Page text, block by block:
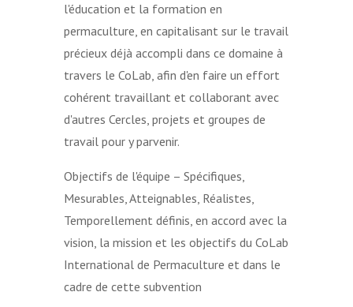
l'éducation et la formation en
permaculture, en capitalisant sur le travail
précieux déjà accompli dans ce domaine à
travers le CoLab, afin d'en faire un effort
cohérent travaillant et collaborant avec
d'autres Cercles, projets et groupes de
travail pour y parvenir.
Objectifs de l'équipe – Spécifiques,
Mesurables, Atteignables, Réalistes,
Temporellement définis, en accord avec la
vision, la mission et les objectifs du CoLab
International de Permaculture et dans le
cadre de cette subvention